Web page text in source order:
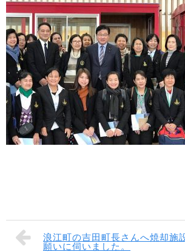
浪江町の吉田町長さんへ焼却施
願いに伺いました。